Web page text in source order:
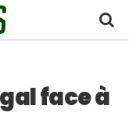
face à